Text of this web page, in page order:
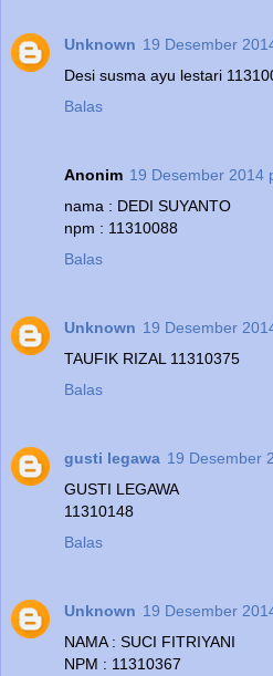
Unknown 19 Desember
Desi susma ayu lestari
Balas
Anonim 19 Desember 2014
nama : DEDI SUYANTO
npm : 11310088
Balas
Unknown 19 Desember
TAUFIK RIZAL 11310375
Balas
gusti legawa 19 Desember
GUSTI LEGAWA
11310148
Balas
Unknown 19 Desember
NAMA : SUCI FITRIYANI
NPM : 11310367